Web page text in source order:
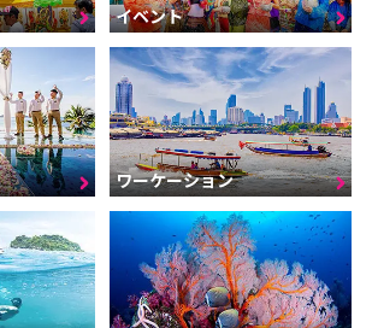
イベント
ワーケーション